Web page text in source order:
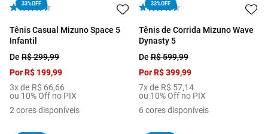
33%OFF
Tênis Casual Mizuno Space 5
Infantil
De R$299,99
PorR$ 199,99
3x de R$ 66,66
ou 10% Off no PIX
2 cores disponíveis
33%OFF
Tênis de Corrida Mizuno Wave
Dynasty 5
DeR$599,99
PorR$ 399,99
7x de R$ 57,14
ou 10% Off no PIX
6 cores disponíveis